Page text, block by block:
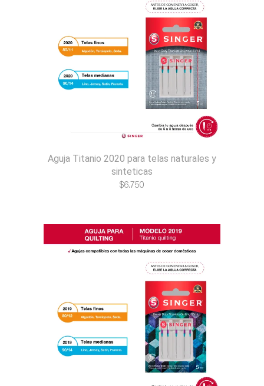
Aguja Titanio 2020 para telas naturales y
sinteticas
$6.750